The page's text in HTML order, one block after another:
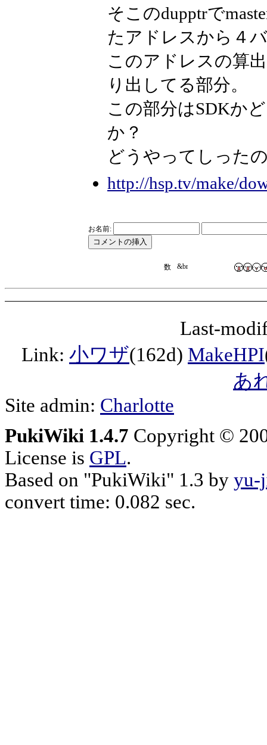
そこのdupptrで
たアドレスから４
このアドレスの算
り出してる部分。
この部分はSDKか
か？
どうやってしった
http://hsp.tv/make/
お名前:
Last-
Link: 小ワザ(162d) MakeHPI
あ
Site admin: Charlotte
PukiWiki 1.4.7 Copyright ©
License is GPL.
Based on "PukiWiki" 1.3 by yu-
convert time: 0.082 sec.